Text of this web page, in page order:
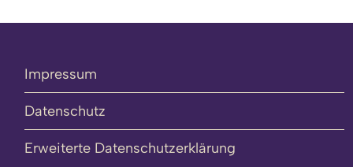
Impressum
Datenschutz
Erweiterte Datenschutzerklärung